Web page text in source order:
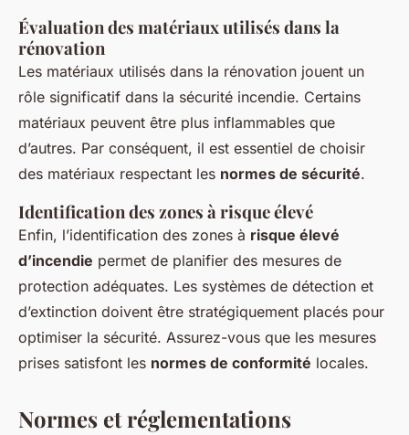
Évaluation des matériaux utilisés dans la
rénovation
Les matériaux utilisés dans la rénovation jouent un
rôle significatif dans la sécurité incendie. Certains
matériaux peuvent être plus inflammables que
d’autres. Par conséquent, il est essentiel de choisir
des matériaux respectant les normes de sécurité.
Identification des zones à risque élevé
Enfin, l’identification des zones à risque élevé
d’incendie permet de planifier des mesures de
protection adéquates. Les systèmes de détection et
d’extinction doivent être stratégiquement placés pour
optimiser la sécurité. Assurez-vous que les mesures
prises satisfont les normes de conformité locales.
Normes et réglementations